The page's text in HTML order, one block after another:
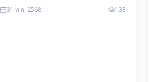
เติมได้ที่เบอร์โทรศัพท์ที่ให้ไว้ ข้อมูลโดย แม่สอด
ดาต้า maesotdata
31 พ.ค. 2568 133